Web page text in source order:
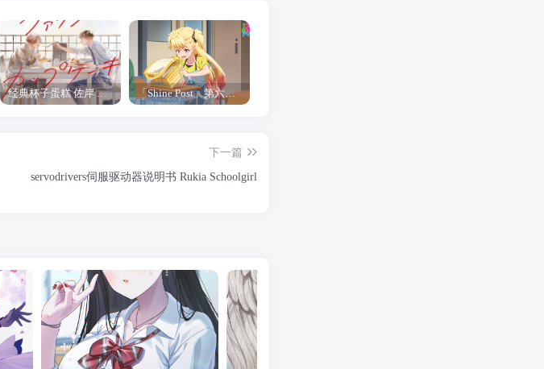
经典杯子蛋糕 佐岸 漫画「经典杯子蛋糕」宣布真人日剧化 「Shine Post」第六话ED主题曲「Yellow Rose」无字幕MV公开
下一篇
servodrivers伺服驱动器说明书 Rukia Schoolgirl